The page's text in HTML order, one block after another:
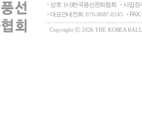
상호 : (사)한국풍선문화협회
사업장
대표안내전화 :070-8687-0245 FAX :
Copyright ⓒ 2026 THE KOREA